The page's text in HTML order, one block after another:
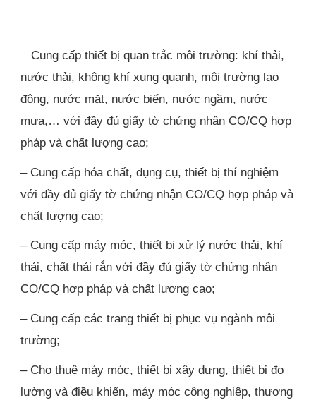
– Cung cấp thiết bị quan trắc môi trường: khí thải,
nước thải, không khí xung quanh, môi trường lao
động, nước mặt, nước biển, nước ngầm, nước
mưa,… với đầy đủ giấy tờ chứng nhận CO/CQ hợp
pháp và chất lượng cao;
– Cung cấp hóa chất, dụng cụ, thiết bị thí nghiệm
với đầy đủ giấy tờ chứng nhận CO/CQ hợp pháp và
chất lượng cao;
– Cung cấp máy móc, thiết bị xử lý nước thải, khí
thải, chất thải rắn với đầy đủ giấy tờ chứng nhận
CO/CQ hợp pháp và chất lượng cao;
– Cung cấp các trang thiết bị phục vụ ngành môi
trường;
– Cho thuê máy móc, thiết bị xây dựng, thiết bị đo
lường và điều khiển, máy móc công nghiệp, thương